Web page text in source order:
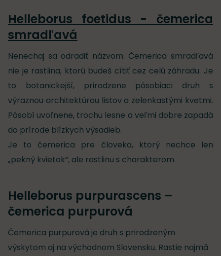
Helleborus foetidus - čemerica
smradľavá
Nenechaj sa odradiť názvom. Čemerica smradľavá
nie je rastlina, ktorú budeš cítiť cez celú záhradu. Je
to botanickejší, prirodzene pôsobiaci druh s
výraznou architektúrou listov a zelenkastými kvetmi.
Pôsobí uvoľnene, trochu lesne a veľmi dobre zapadá
do prírode blízkych výsadieb.
Je to čemerica pre človeka, ktorý nechce len
„pekný kvietok“, ale rastlinu s charakterom.
Helleborus purpurascens –
čemerica purpurová
Čemerica purpurová je druh s prirodzeným
výskytom aj na východnom Slovensku. Rastie najmä